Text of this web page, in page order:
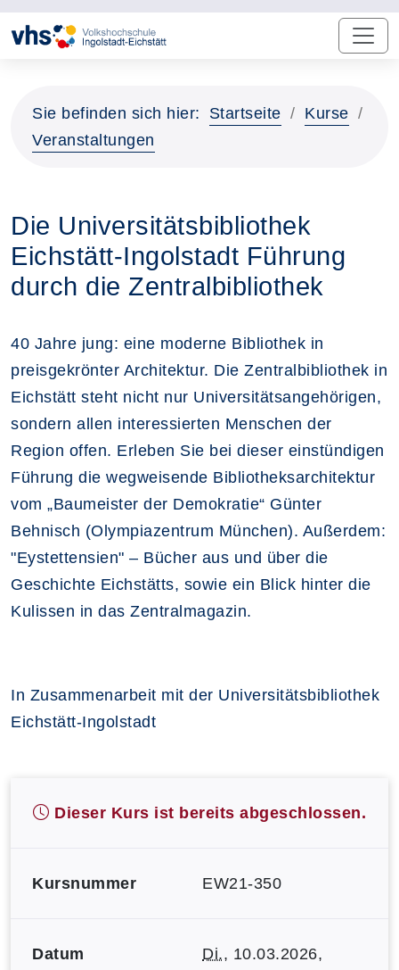
Sie befinden sich hier: Startseite
Kurse
Veranstaltungen
Die Universitätsbibliothek
Eichstätt-Ingolstadt Führung
durch die Zentralbibliothek
40 Jahre jung: eine moderne Bibliothek in
preisgekrönter Architektur. Die Zentralbibliothek in
Eichstätt steht nicht nur Universitätsangehörigen,
sondern allen interessierten Menschen der
Region offen. Erleben Sie bei dieser einstündigen
Führung die wegweisende Bibliotheksarchitektur
vom „Baumeister der Demokratie“ Günter
Behnisch (Olympiazentrum München). Außerdem:
"Eystettensien" – Bücher aus und über die
Geschichte Eichstätts, sowie ein Blick hinter die
Kulissen in das Zentralmagazin.
In Zusammenarbeit mit der Universitätsbibliothek
Eichstätt-Ingolstadt
Dieser Kurs ist bereits abgeschlossen.
Kursnummer EW21-350
Datum Di., 10.03.2026,